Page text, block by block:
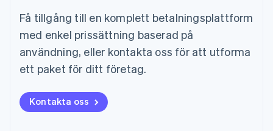
Få tillgång till en komplett betalningsplattform
med enkel prissättning baserad på
användning, eller kontakta oss för att utforma
ett paket för ditt företag.
Kontakta oss
NederlandsEnglish
Norge
English
Nya Zeeland
English
Polen
Portugal
PortuguêsEnglish